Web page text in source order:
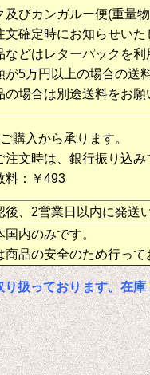
及びカンガルー便(重量
文確定時にお知らせいた
などはレターパックを利
5万円以上の場合の送
場合は別途送料をお願
購入から承ります。
注文時は、銀行振り込
料：￥493
後、2営業日以内に発送
内のみです。
商品の安全のため行って
扱っております。在庫